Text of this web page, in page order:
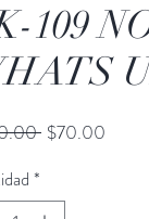
109
Precio
$70.00
*